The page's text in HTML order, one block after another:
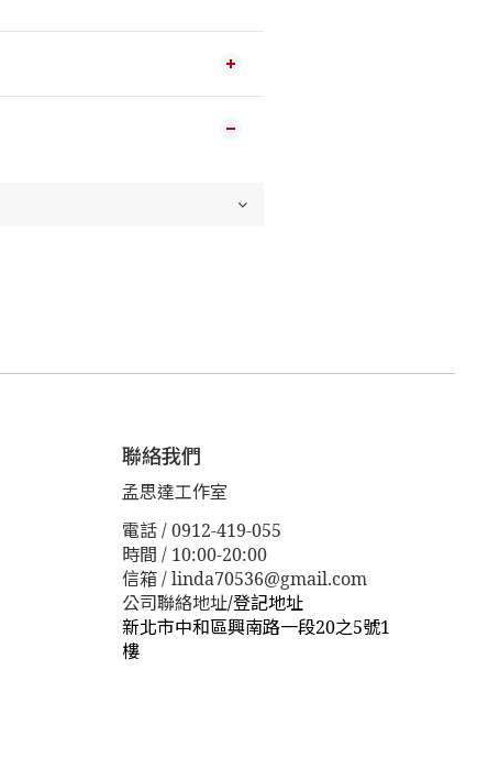
聯絡我們
孟思達工作室
電話 / 0912-419-055
時間 / 10:00-20:00
信箱 / linda70536@gmail.com
公司聯絡地址/登記地址
新北市中和區興南路一段20之5號1
樓